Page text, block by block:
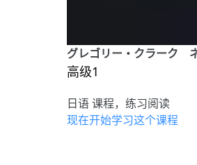
グレゴリー・クラーク
高级1
日语 课程，练习阅读
现在开始学习这个课程